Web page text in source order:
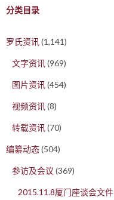
分类目录
罗氏资讯(1,141)
文字资讯(969)
图片资讯(454)
视频资讯(8)
转载资讯(70)
编纂动态(504)
参访及会议 (369)
2015.11.8厦门座谈会文件